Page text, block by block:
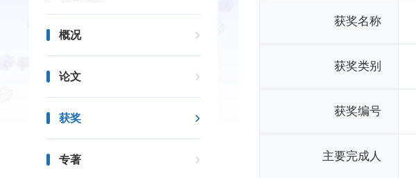
概况
论文
获奖
专著
获奖名称
获奖类别
获奖编号
主要完成人